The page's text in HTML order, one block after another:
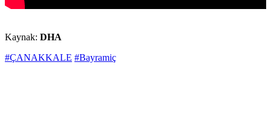
Kaynak: DHA
#ÇANAKKALE #Bayramiç